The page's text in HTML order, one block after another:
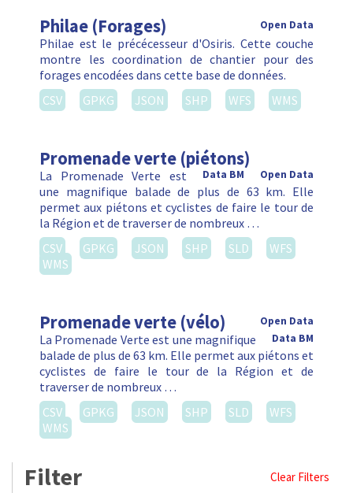
Philae (Forages) Open Data
Philae est le précécesseur d'Osiris. Cette couche
montre les coordination de chantier pour des
forages encodées dans cette base de données.
CSV
GPKG JSON SHP WFS WMS
Promenade verte (piétons)
Open Data
Data BM
La Promenade Verte est
une magnifique balade de plus de 63 km. Elle
permet aux piétons et cyclistes de faire le tour de
la Région et de traverser de nombreux …
CSV
GPKG JSON SHP SLD
WFS
WMS
Promenade verte (vélo)
Open Data
Data BM
La Promenade Verte est une magnifique
balade de plus de 63 km. Elle permet aux piétons et
cyclistes de faire le tour de la Région et de
traverser de nombreux …
CSV
GPKG JSON SHP SLD
WFS
WMS
Filter Clear Filters